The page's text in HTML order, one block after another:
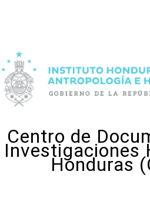
Centro de
Investigaciones
Honduras